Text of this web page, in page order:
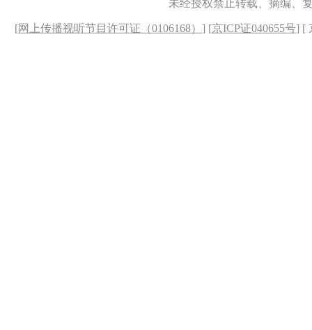
未经授权禁止转载、摘编、
[网上传播视听节目许可证（0106168） ] [京ICP证040655号] [